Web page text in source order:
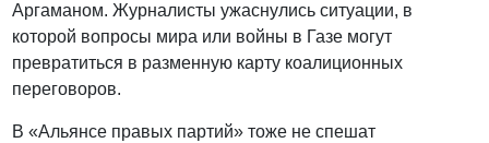
Аргаманом. Журналисты ужаснулись ситуации, в
которой вопросы мира или войны в Газе могут
превратиться в разменную карту коалиционных
переговоров.
В «Альянсе правых партий» тоже не спешат